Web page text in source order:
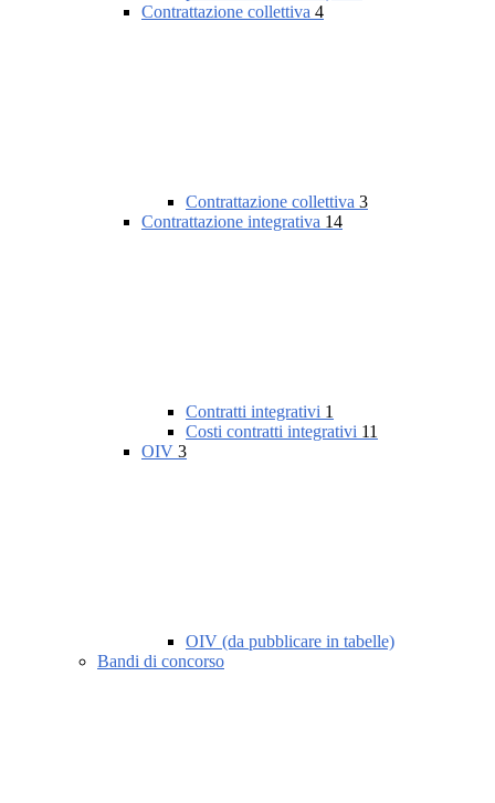
Contrattazione collettiva 4
Contrattazione collettiva 3
Contrattazione integrativa 14
Contratti integrativi 1
Costi contratti integrativi 11
OIV 3
OIV (da pubblicare in tabelle)
Bandi di concorso